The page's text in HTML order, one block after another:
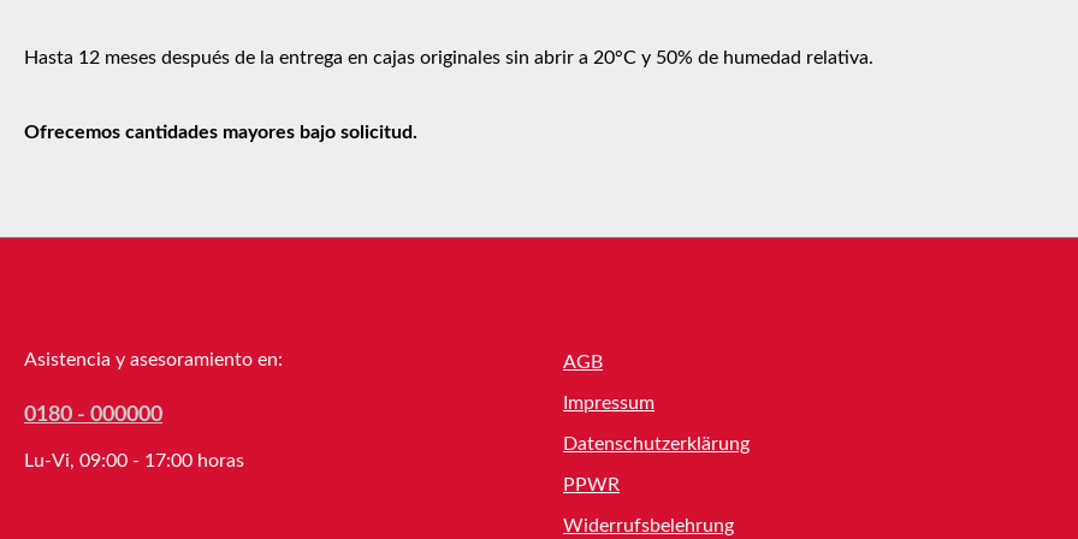
Hasta 12 meses después de la entrega en cajas originales sin abrir a 20°C y 50% de humedad relativa.
Ofrecemos cantidades mayores bajo solicitud.
Asistencia y asesoramiento en:
0180 - 000000
Lu-Vi, 09:00 - 17:00 horas
AGB
Impressum
Datenschutzerklärung
PPWR
Widerrufsbelehrung